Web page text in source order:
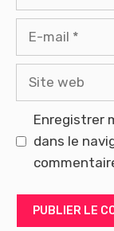
Enregistrer
dans le